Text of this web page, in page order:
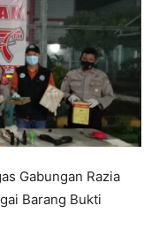
Gabungan Razia
Barang Bukti